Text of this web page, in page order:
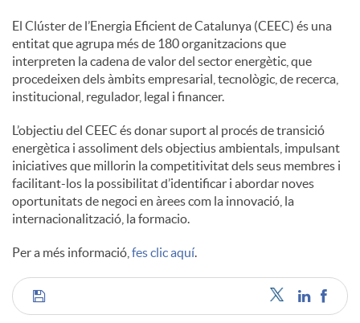
El Clúster de l’Energia Eficient de Catalunya (CEEC) és una
entitat que agrupa més de 180 organitzacions que
interpreten la cadena de valor del sector energètic, que
procedeixen dels àmbits empresarial, tecnològic, de recerca,
institucional, regulador, legal i financer.
L’objectiu del CEEC és donar suport al procés de transició
energètica i assoliment dels objectius ambientals, impulsant
iniciatives que millorin la competitivitat dels seus membres i
facilitant-los la possibilitat d’identificar i abordar noves
oportunitats de negoci en àrees com la innovació, la
internacionalització, la formacio.
Per a més informació, fes clic aquí.